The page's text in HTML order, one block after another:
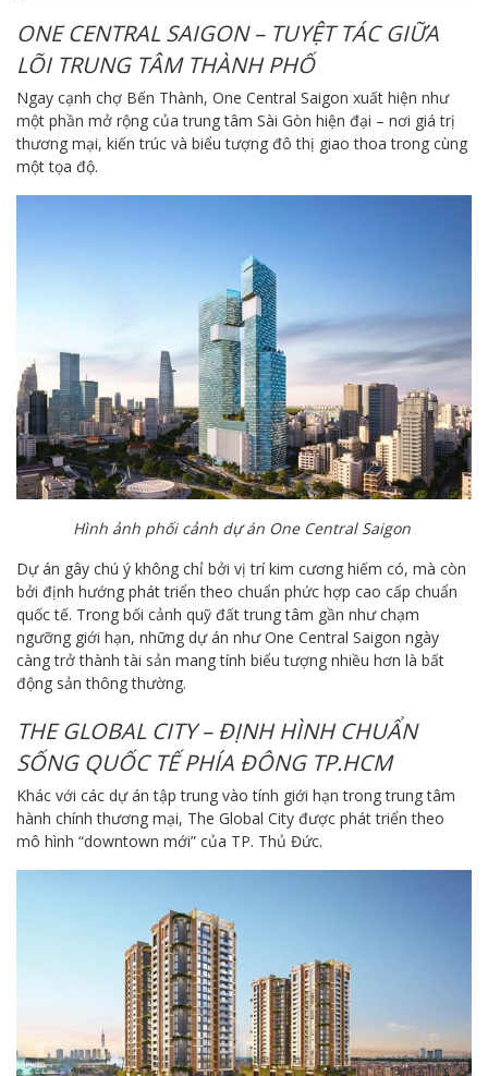
ONE CENTRAL SAIGON – TUYỆT TÁC GIỮA
LÕI TRUNG TÂM THÀNH PHỐ
Ngay cạnh chợ Bến Thành, One Central Saigon xuất hiện như
một phần mở rộng của trung tâm Sài Gòn hiện đại – nơi giá trị
thương mại, kiến trúc và biểu tượng đô thị giao thoa trong cùng
một tọa độ.
Hình ảnh phối cảnh dự án One Central Saigon
Dự án gây chú ý không chỉ bởi vị trí kim cương hiếm có, mà còn
bởi định hướng phát triển theo chuẩn phức hợp cao cấp chuẩn
quốc tế. Trong bối cảnh quỹ đất trung tâm gần như chạm
ngưỡng giới hạn, những dự án như One Central Saigon ngày
càng trở thành tài sản mang tính biểu tượng nhiều hơn là bất
động sản thông thường.
THE GLOBAL CITY – ĐỊNH HÌNH CHUẨN
SỐNG QUỐC TẾ PHÍA ĐÔNG TP.HCM
Khác với các dự án tập trung vào tính giới hạn trong trung tâm
hành chính thương mại, The Global City được phát triển theo
mô hình “downtown mới” của TP. Thủ Đức.